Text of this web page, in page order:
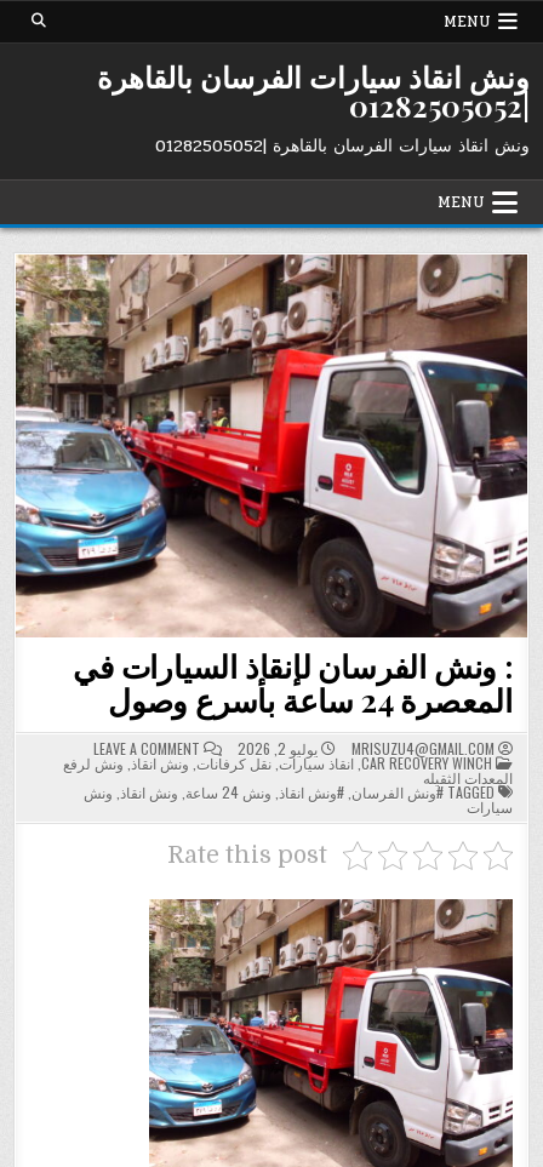
Skip
MENU
ونش انقاذ سيارات الفرسان بالقاهرة
|01282505052
ونش انقاذ سيارات الفرسان بالقاهرة |01282505052
MENU
: ونش الفرسان لإنقاذ السيارات في
المعصرة 24 ساعة بأسرع وصول
MRISUZU4@GMAIL.COM يوليو 2, 2026 LEAVE A COMMENT
ON
:
ونش
الفرسان
لإنقاذ
السيارات
POSTED
IN
CAR RECOVERY WINCH
,انقاذ سيارات,نقل كرفانات ونش انقاذ ونش لرفع
المعدات الثقيله
#ونش الفرسان ,#ونش انقاذ ونش 24 ساعة ونش انقاذ ونش
سيارات
Rate this post